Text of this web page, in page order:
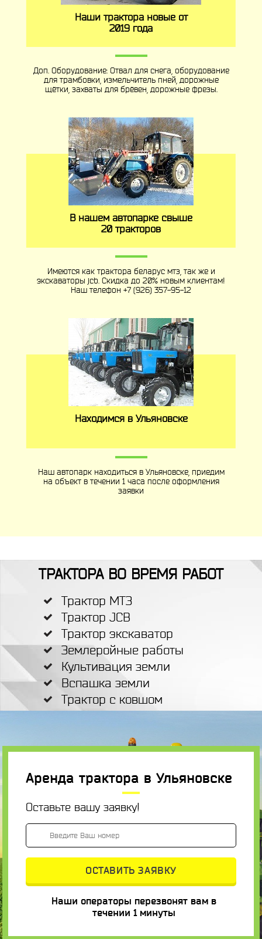
Наши трактора новые от
2019 года
Доп. Оборудование: Отвал для снега, оборудование
для трамбовки, измельчитель пней, дорожные
щётки, захваты для брёвен, дорожные фрезы.
В нашем автопарке свыше
20 тракторов
Имеются как трактора беларус мтз, так же и
экскаваторы jcb. Скидка до 20% новым клиентам!
Наш телефон +7 (926) 357-95-12
Находимся в Ульяновске
Наш автопарк находиться в Ульяновске, приедим
на объект в течении 1 часа после оформления
заявки
ТРАКТОРА ВО ВРЕМЯ РАБОТ
Трактор МТЗ
Трактор JCB
Трактор экскаватор
Землеройные работы
Культивация земли
Вспашка земли
Трактор с ковшом
Аренда трактора в Ульяновске
Оставьте вашу заявку!
Наши операторы перезвонят вам в
течении 1 минуты